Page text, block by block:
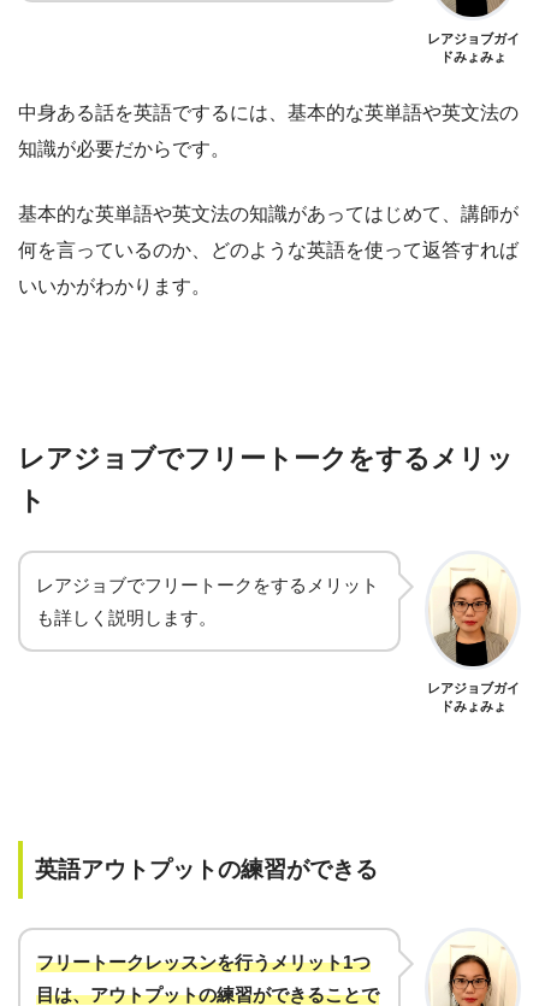
レアジョブガイ
ドみょみょ
中身ある話を英語でするには、基本的な英単語や英文法の
知識が必要だからです。
基本的な英単語や英文法の知識があってはじめて、講師が
何を言っているのか、どのような英語を使って返答すれば
いいかがわかります。
レアジョブでフリートークをするメリッ
ト
レアジョブでフリートークをするメリット
も詳しく説明します。
レアジョブガイ
ドみょみょ
英語アウトプットの練習ができる
フリートークレッスンを行うメリット1つ
目は、アウトプットの練習ができることで